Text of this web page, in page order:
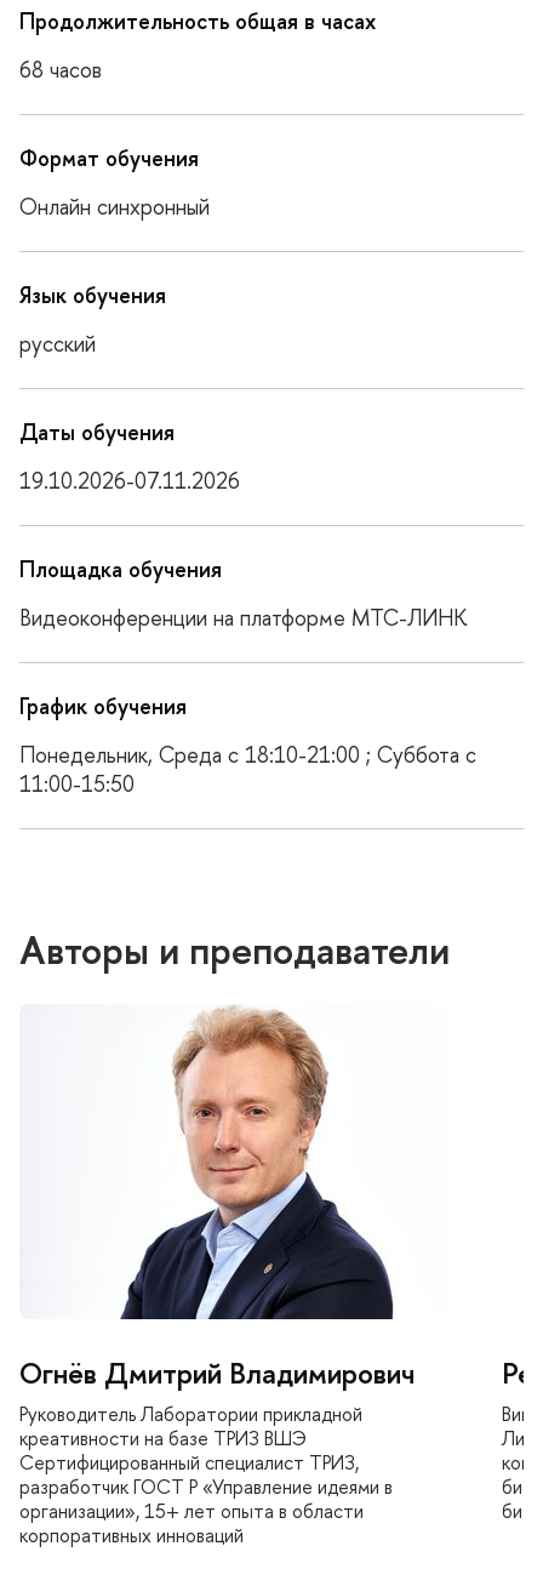
Продолжительность общая в часах
68 часо
Формат обучения
Онлайн синхронный
Язык обучения
русский
Даты обучения
19.10.2026-07.11.2026
Площадка обучения
идеоконференции на платформе МТС-ЛИНК
График обучения
Понедельник, Среда с 18:10-21:00 ; Суббота с
11:00-15:50
Авторы и преподаватели
Огнёв Дмитрий Владимирович
Руководитель Лаборатории прикладной
креативности на базе ТРИЗ ВШЭ
Сертифицированный специалист ТРИЗ,
разработчик ГОСТ Р «Управление идеями
организации», 15+ лет опыта в области
корпоративных инноваций